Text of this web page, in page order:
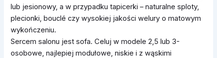
lub jesionowy, a w przypadku tapicerki – naturalne sploty,
plecionki, bouclé czy wysokiej jakości welury o matowym
wykończeniu.
Sercem salonu jest sofa. Celuj w modele 2,5 lub 3-
osobowe, najlepiej modułowe, niskie i z wąskimi